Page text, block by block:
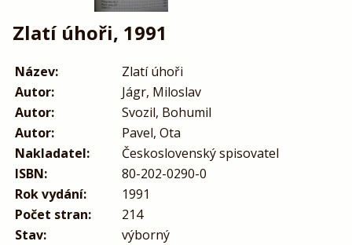
Zlatí úhoři, 1991
Název:
Zlatí úhoři
Autor:
Jágr, Miloslav
Autor:
Svozil, Bohumil
Autor:
Pavel, Ota
Nakladatel:
Československý spisovatel
ISBN:
80-202-0290-0
Rok vydání:
1991
Počet stran:
214
Stav:
výborný